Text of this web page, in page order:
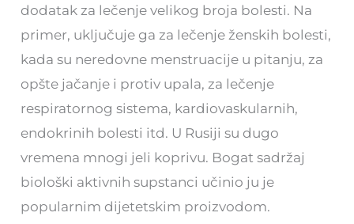
dodatak za lečenje velikog broja bolesti. Na
primer, uključuje ga za lečenje ženskih bolesti,
kada su neredovne menstruacije u pitanju, za
opšte jačanje i protiv upala, za lečenje
respiratornog sistema, kardiovaskularnih,
endokrinih bolesti itd. U Rusiji su dugo
vremena mnogi jeli koprivu. Bogat sadržaj
biološki aktivnih supstanci učinio ju je
popularnim dijetetskim proizvodom.